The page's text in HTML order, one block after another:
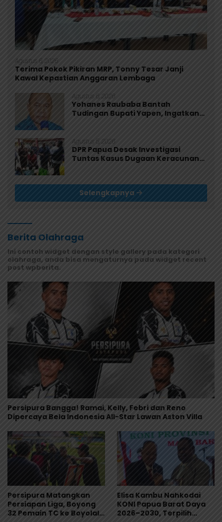
Agustus 6, 2026
Terima Pokok Pikiran MRP, Tonny Tesar Janji
Kawal Kepastian Anggaran Lembaga
Agustus 6, 2026
Yohanes Raubaba Bantah
Tudingan Bupati Yapen, Ingatkan
Agustus 5, 2026
DPR Papua Desak Investigasi
Tuntas Kasus Dugaan Keracunan
Selengkapnya
Berita Olahraga
Ini contoh widget dengan style gallery pada kategori
olahraga, anda bisa mengaturnya pada widget recent
post wpberita.
Persipura Bangga! Ramai, Kelly, Febri dan Reno
Dipercaya Bela Indonesia All-Star Lawan Aston Villa
Persipura Matangkan
Persiapan Liga, Boyong
32 Pemain TC ke Boyolali
Elisa Kambu Nahkodai
KONI Papua Barat Daya
2026–2030, Terpilih